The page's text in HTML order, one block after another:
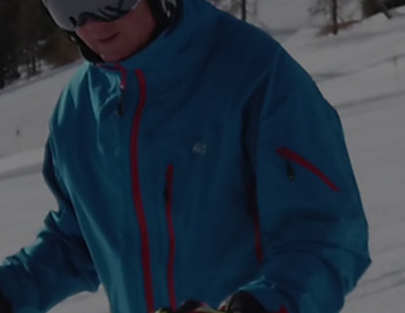
Enter
search
terms
検索